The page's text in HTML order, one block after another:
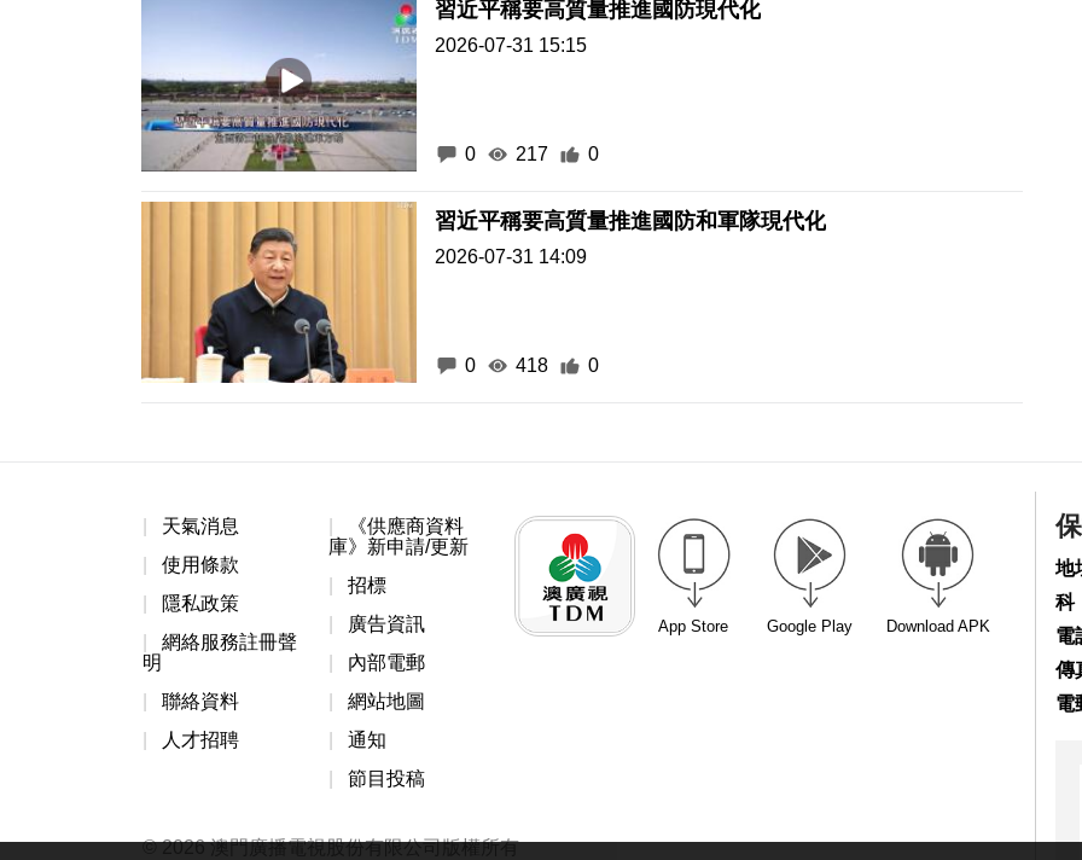
習近平稱要高質量推進國防現代化
2026-07-31 15:15
0 217 0
習近平稱要高質量推進國防和軍隊現代化
2026-07-31 14:09
0 418 0
天氣消息
使用條款
隱私政策
網絡服務註冊聲
明
聯絡資料
人才招聘
《供應商資料
庫》新申請/更新
招標
廣告資訊
內部電郵
網站地圖
通知
節目投稿
App Store Google Play Download APK
© 2026 澳門廣播電視股份有限公司版權所有
地
科
電
傳
電